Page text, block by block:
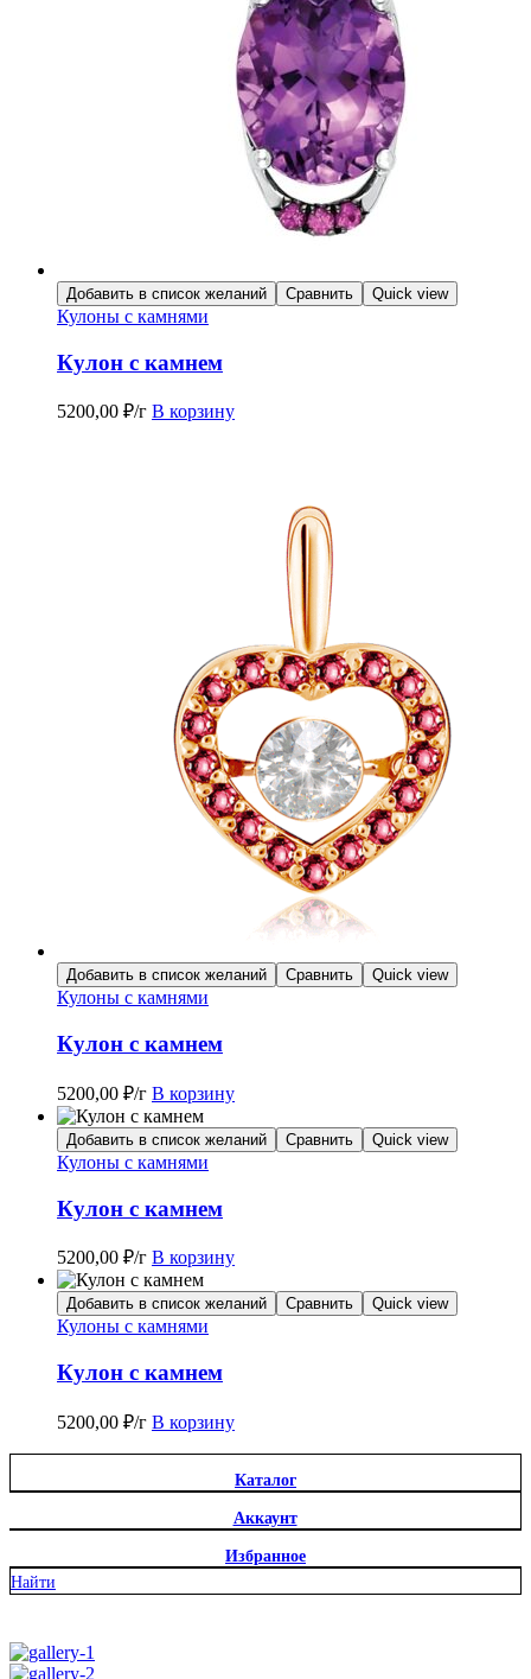
Добавить в список желаний Сравнить Quick view
Кулоны с камнями
Кулон с камнем
5200,00 ₽/г В корзину
Добавить в список желаний Сравнить Quick view
Кулоны с камнями
Кулон с камнем
5200,00 ₽/г В корзину
Добавить в список желаний Сравнить Quick view
Кулоны с камнями
Кулон с камнем
5200,00 ₽/г В корзину
Добавить в список желаний Сравнить Quick view
Кулоны с камнями
Кулон с камнем
5200,00 ₽/г В корзину
Каталог
Аккаунт
Избранное
Найти